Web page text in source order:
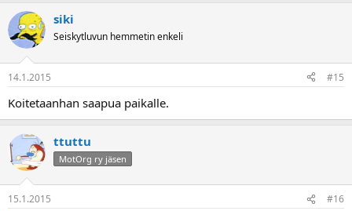
siki
Seiskytluvun hemmetin enkeli
14.1.2015 #15
Koitetaanhan saapua paikalle.
ttuttu
MotOrg ry jäsen
15.1.2015 #16